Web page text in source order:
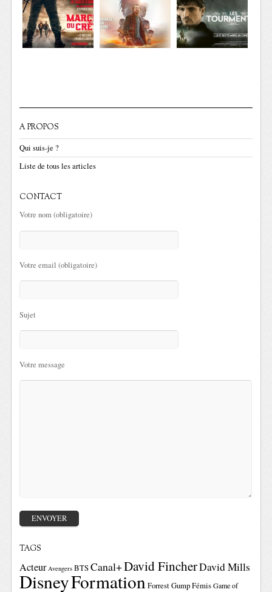
A PROPOS
Qui suis-je ?
Liste de tous les articles
CONTACT
Votre nom (obligatoire)
Votre email (obligatoire)
Sujet
Votre message
TAGS
Acteur Avengers BTSCanal+David FincherDavid Mills
DisneyFormationForrest GumpFémis Game of